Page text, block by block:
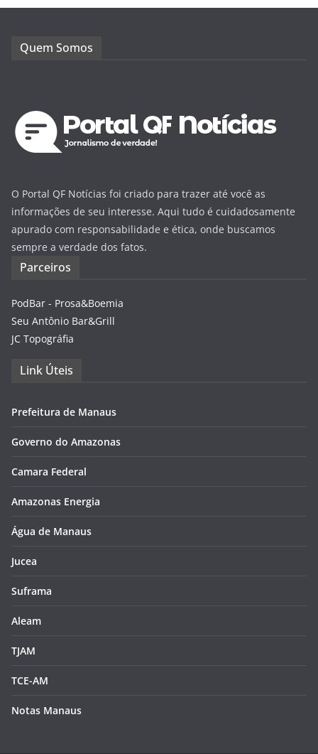
Quem Somos
O Portal QF Notícias foi criado para trazer até você as
informações de seu interesse. Aqui tudo é cuidadosamente
apurado com responsabilidade e ética, onde buscamos
sempre a verdade dos fatos.
Parceiros
PodBar - Prosa&Boemia
Seu Antônio Bar&Grill
JC Topográfia
Link Úteis
Prefeitura de Manaus
Governo do Amazonas
Camara Federal
Amazonas Energia
Água de Manaus
Jucea
Suframa
Aleam
TJAM
TCE-AM
Notas Manaus